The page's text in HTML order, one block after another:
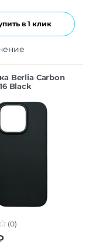
в 1 клик
Berlia Carbon
Black
(0)